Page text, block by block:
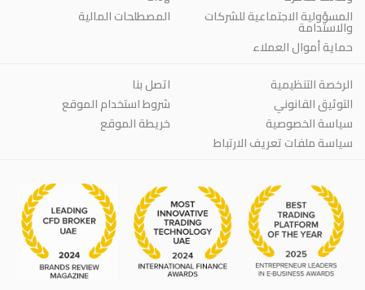
المسؤولية الاجتماعية للشركات
والاستدامة
حماية أموال العملاء
المصطلحات المالية
الرخصة التنظيمية
التوثيق القانوني
سياسة الخصوصية
سياسة ملفات تعريف الارتباط
اتصل بنا
شروط استخدام الموقع
خريطة الموقع